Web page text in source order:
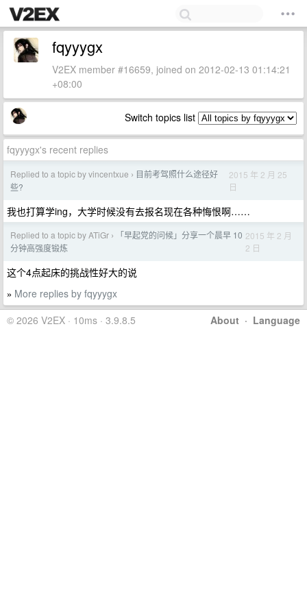
fqyyygx
V2EX member #16659, joined on 2012-02-13 01:14:21
+08:00
Switch topics list
fqyyygx's recent replies
Replied to a topic by vincentxue › 目前考驾照什么途径好
些?
2015 年 2 月 25
日
我也打算学ing，大学时候没有去报名现在各种悔恨啊……
Replied to a topic by ATiGr ›
「早起党的问候」分享一个晨早 10
分钟高强度锻炼
2015 年 2 月
2 日
这个4点起床的挑战性好大的说
» More replies by fqyyygx
About · Language
© 2026 V2EX · 10ms · 3.9.8.5